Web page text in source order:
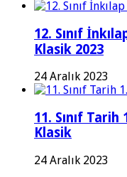
12. Sınıf
Klasik 2023
24 Aralık 2023
11. Sınıf Tarih
Klasik
24 Aralık 2023